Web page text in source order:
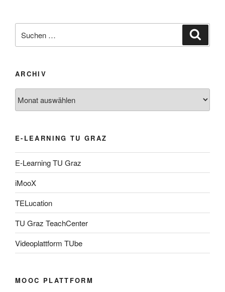
nach:
ARCHIV
E-LEARNING TU GRAZ
E-Learning TU Graz
iMooX
TELucation
TU Graz TeachCenter
Videoplattform TUbe
MOOC PLATTFORM